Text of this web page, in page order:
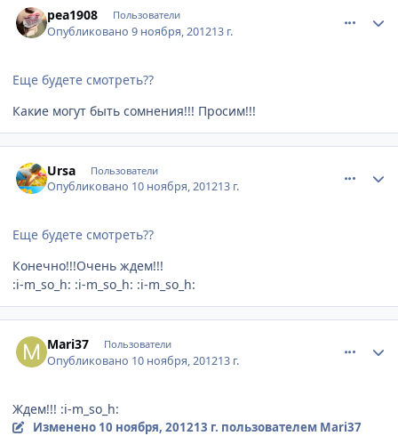
pea1908 Пользователи
Опубликовано9 ноября, 201213 г.
Еще будете смотреть??
Какие могут быть сомнения!!! Просим!!!
Ursa Пользователи
Опубликовано 10 ноября, 201213 г.
Еще будете смотреть??
Конечно!!!Очень ждем!!!
:i-m_so_h: :i-m_so_h: :i-m_so_h:
Mari37 Пользователи
Опубликовано 10 ноября, 201213 г.
Ждем!!! :i-m_so_h:
Изменено 10 ноября, 201213 г. пользователем Mari37